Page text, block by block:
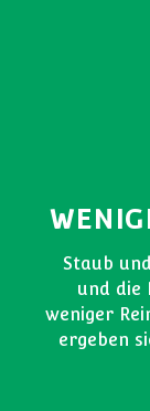
Staub
und die
weniger
ergeben